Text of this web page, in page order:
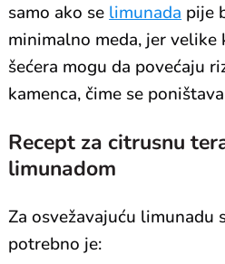
samo ako selimunadapije
minimalno meda, jer
šećera mogu da povećaju
kamenca, čime se
Recept za citrusnu
limunadom
Za osvežavajuću limunadu
potrebno je: